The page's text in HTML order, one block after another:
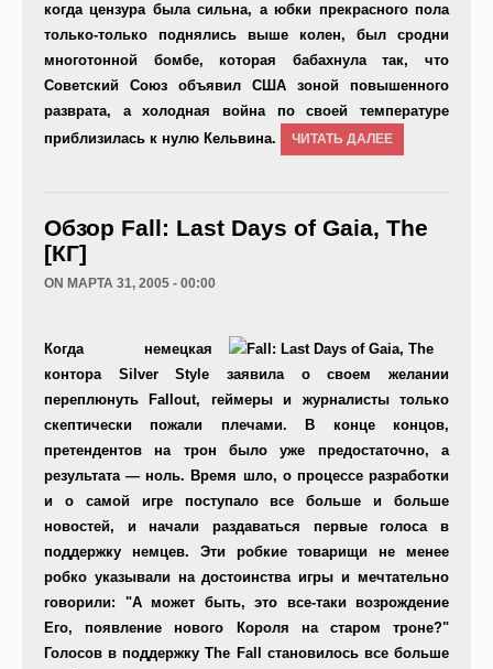
когда цензура была сильна, а юбки прекрасного пола
только-только поднялись выше колен, был сродни
многотонной бомбе, которая бабахнула так, что
Советский Союз объявил США зоной повышенного
разврата, а холодная война по своей температуре
приблизилась к нулю Кельвина.
ЧИТАТЬ ДАЛЕЕ
Обзор Fall: Last Days of Gaia, The
[КГ]
ON МАРТА 31, 2005 - 00:00
Когда немецкая
контора Silver Style заявила о своем желании
переплюнуть Fallout, геймеры и журналисты только
скептически пожали плечами. В конце концов,
претендентов на трон было уже предостаточно, а
результата — ноль. Время шло, о процессе разработки
и о самой игре поступало все больше и больше
новостей, и начали раздаваться первые голоса в
поддержку немцев. Эти робкие товарищи не менее
робко указывали на достоинства игры и мечтательно
говорили: "А может быть, это все-таки возрождение
Его, появление нового Короля на старом троне?"
Голосов в поддержку The Fall становилось все больше